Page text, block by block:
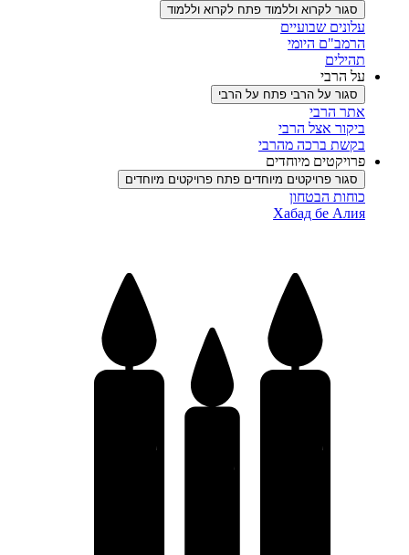
סגור לקרוא וללמוד פתח לקרוא וללמוד
עלונים שבועיים
הרמב"ם היומי
תהילים
על הרבי
סגור על הרבי פתח על הרבי
אתר הרבי
ביקור אצל הרבי
בקשת ברכה מהרבי
פרויקטים מיוחדים
סגור פרויקטים מיוחדים פתח פרויקטים מיוחדים
כוחות הבטחון
Хабад бе Алия